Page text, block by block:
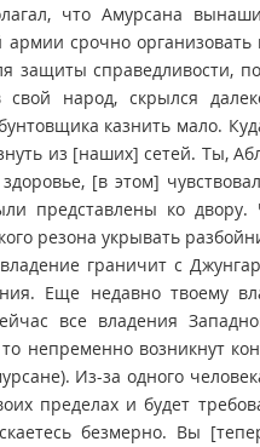
что Амурсана
срочно организовать
защиты справедливости,
народ, скрылся
казнить мало.
из [наших] сетей. Ты,
[в этом]
представлены ко двору.
резона укрывать
граничит с
Еще недавно твоему
все владения
непременно возникнут
Из-за одного
пределах и будет
безмерно. Вы